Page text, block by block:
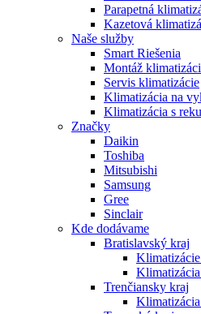
Parapetná
Kazetová
Naše služby
Smart Riešenia
Montáž
Servis klimatizácie
Klimatizácia na
Klimatizácia s
Značky
Daikin
Toshiba
Mitsubishi
Samsung
Gree
Sinclair
Kde dodávame
Bratislavský kraj
Trenčiansky kraj